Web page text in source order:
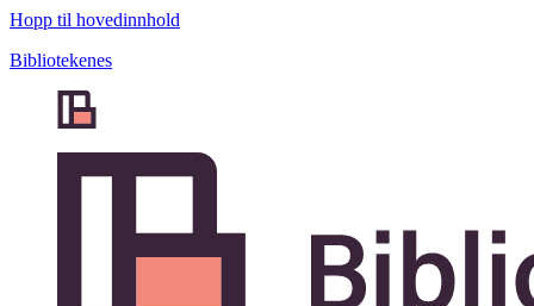
Hopp til hovedinnhold
Bibliotekenes